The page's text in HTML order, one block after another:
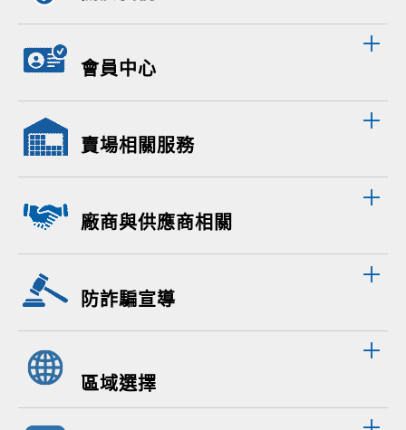
會員中心
賣場相關服務
廠商與供應商相關
防詐騙宣導
區域選擇